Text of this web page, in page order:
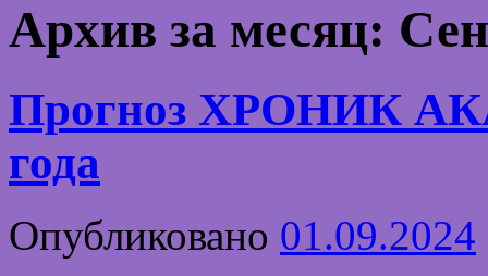
Архив за месяц:
Прогноз ХРОНИК
года
Опубликовано 01.09.2024